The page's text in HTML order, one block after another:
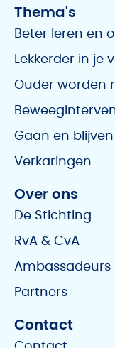
Thema's
Beter leren en
Lekkerder in je
Ouder worden
Gaan en
Verkaringen
Over ons
De Stichting
RvA & CvA
Ambassadeurs
Partners
Contact